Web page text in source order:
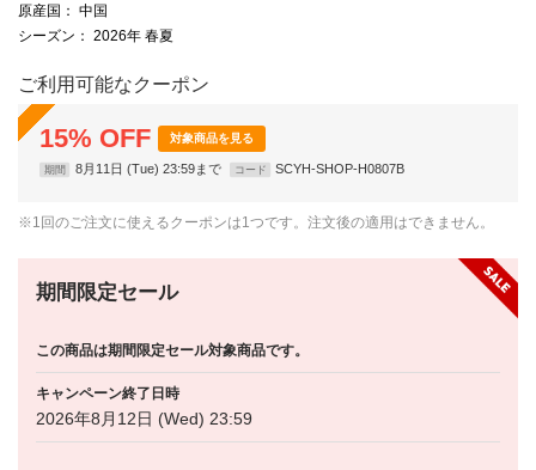
原産国 ： 中国
シーズン ： 2026年 春夏
ご利用可能なクーポン
15% OFF 対象商品を見る
期間 8月11日 (Tue) 23:59まで コード SCYH-SHOP-H0807B
※1回のご注文に使えるクーポンは1つです。注文後の適用はできません。
期間限定セール
この商品は期間限定セール対象商品です。
キャンペーン終了日時
2026年8月12日 (Wed) 23:59